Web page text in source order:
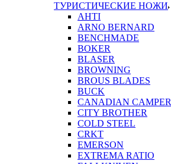
ТУРИСТИЧЕСКИЕ НОЖИ
AHTI
ARNO BERNARD
BENCHMADE
BOKER
BLASER
BROWNING
BROUS BLADES
BUCK
CANADIAN CAMPER
CITY BROTHER
COLD STEEL
CRKT
EMERSON
EXTREMA RATIO